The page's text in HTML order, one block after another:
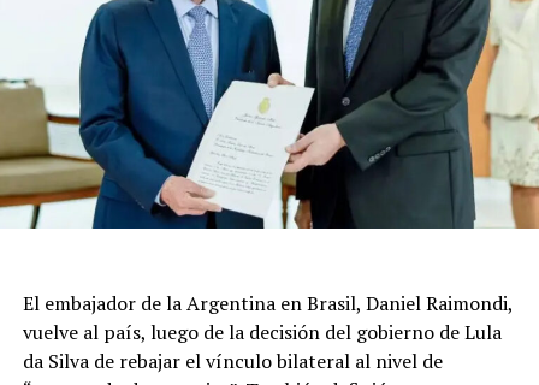
Además, la representación argentina avanzó en la firma
de cuatro convenios: Acuerdo de Servicios Aéreos, para
potenciar la conectividad y el turismo; tratado de
Extradición, destinado a consolidar la cooperación en
materia de justicia; acuerdo de Cooperación para el Uso
Pacífico de la Energía Nuclear; y la declaración
Conjunta sobre Pesca Ilegal, No Declarada y No
Reglamentada (INDNR), enfocada en la protección y
El canciller argentino Pablo Quirno y el ministro de
Defensa Nacional de Ecuador, Gian Carlo Loffredo,
también rubricaron el Acuerdo de Cooperación
El embajador de la Argentina en Brasil, Daniel Raimondi,
vuelve al país, luego de la decisión del gobierno de Lula
da Silva de rebajar el vínculo bilateral al nivel de